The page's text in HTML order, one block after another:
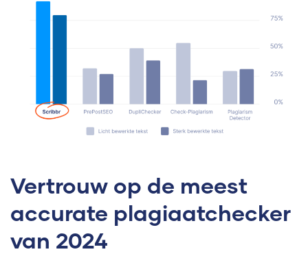
Vertrouw op de meest
accurate plagiaatchecker
van 2024